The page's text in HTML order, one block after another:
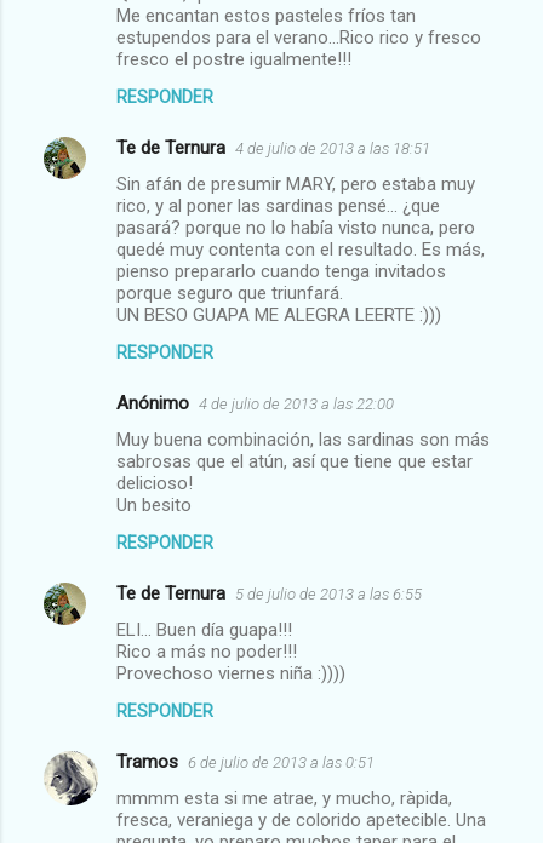
Me encantan estos pasteles fríos tan
estupendos para el verano...Rico rico y fresco
fresco el postre igualmente!!!
RESPONDER
Te de Ternura 4 de julio de 2013 a las 18:51
Sin afán de presumir MARY, pero estaba muy
rico, y al poner las sardinas pensé... ¿que
pasará? porque no lo había visto nunca, pero
quedé muy contenta con el resultado. Es más,
pienso prepararlo cuando tenga invitados
porque seguro que triunfará.
UN BESO GUAPA ME ALEGRA LEERTE :)))
RESPONDER
Anónimo 4 de julio de 2013 a las 22:00
Muy buena combinación, las sardinas son más
sabrosas que el atún, así que tiene que estar
delicioso!
Un besito
RESPONDER
Te de Ternura 5 de julio de 2013 a las 6:55
ELI... Buen día guapa!!!
Rico a más no poder!!!
Provechoso viernes niña :))))
RESPONDER
Tramos 6 de julio de 2013 a las 0:51
mmmm esta si me atrae, y mucho, ràpida,
fresca, veraniega y de colorido apetecible. Una